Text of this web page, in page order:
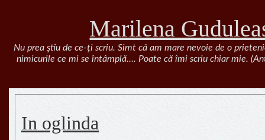
Marilena
Nu prea ştiu de ce-ţi scriu. Simt că am mare nevoie de o
nimicurile ce mi se întâmplă…. Poate că îmi scriu chiar mie.
In oglinda